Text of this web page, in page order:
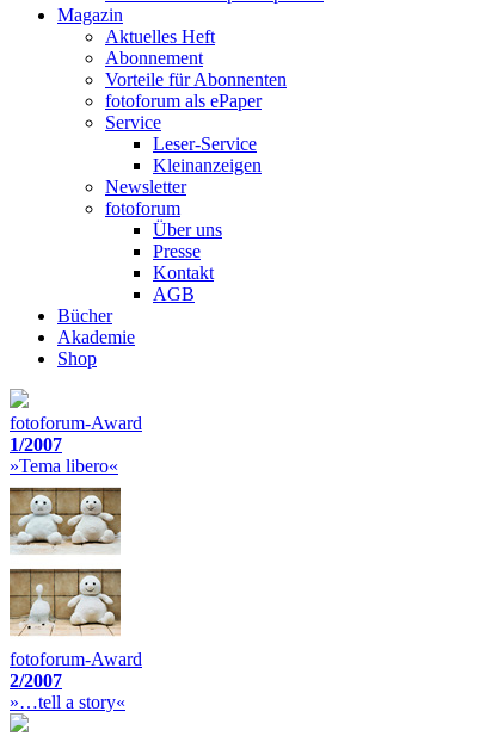
Magazin
Aktuelles Heft
Abonnement
Vorteile für Abonnenten
fotoforum als ePaper
Service
Leser-Service
Kleinanzeigen
Newsletter
fotoforum
Über uns
Presse
Kontakt
AGB
Bücher
Akademie
Shop
fotoforum-Award
1/2007
»Tema libero«
fotoforum-Award
2/2007
»…tell a story«